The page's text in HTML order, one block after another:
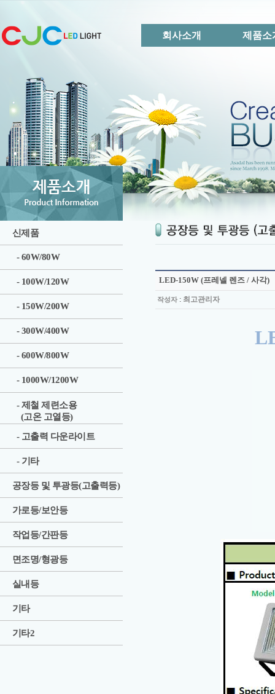
회사소개 제품소
신제품
- 60W/80W
- 100W/120W
- 150W/200W
- 300W/400W
- 600W/800W
- 1000W/1200W
- 제철 제련소용
(고온 고열등)
- 고출력 다운라이트
- 기타
공장등 및 투광등(고출력등)
가로등/보안등
작업등/간판등
면조명/형광등
실내등
기타
기타2
LED-150W (프레넬 렌즈 / 사각)
작성자 : 최고관리자